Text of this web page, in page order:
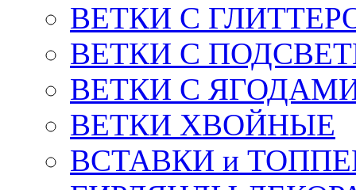
ВЕТКИ С
ВЕТКИ С
ВЕТКИ С
ВЕТКИ ХВОЙНЫЕ
ВСТАВКИ и